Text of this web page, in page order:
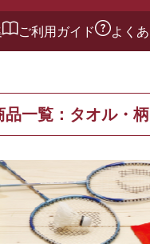
ご利用ガイド よく
品一覧：タオル・